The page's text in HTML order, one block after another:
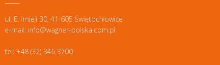
ul. E. Imieli 30, 41-605 Świętochłowice
e-mail: info@wagner-polska.com.pl
tel: +48 (32) 346 3700